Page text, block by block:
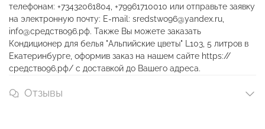
телефонам: +73432061804, +79961710010 или отправьте заявку
на электронную почту: E-mail: sredstwo96@yandex.ru,
info@средство96.рф. Также Вы можете заказать
Кондиционер для белья "Альпийские цветы" L103, 5 литров в
Екатеринбурге, оформив заказ на нашем сайте https://
средство96.рф/ с доставкой до Вашего адреса.
Отзывы